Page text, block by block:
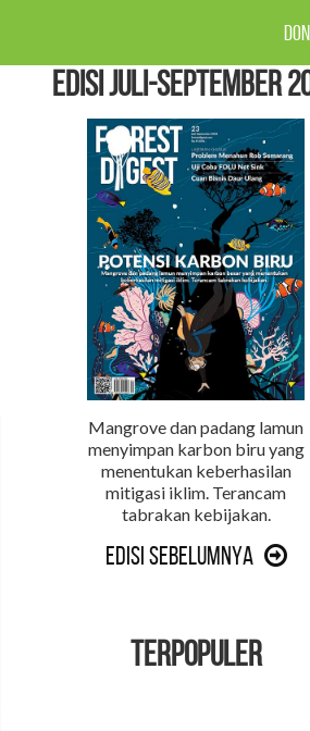
EDISI Juli-September
Mangrove dan padang lamun
menyimpan karbon biru yang
menentukan keberhasilan
mitigasi iklim. Terancam
tabrakan kebijakan.
Edisi Sebelumnya
TERPOPULER